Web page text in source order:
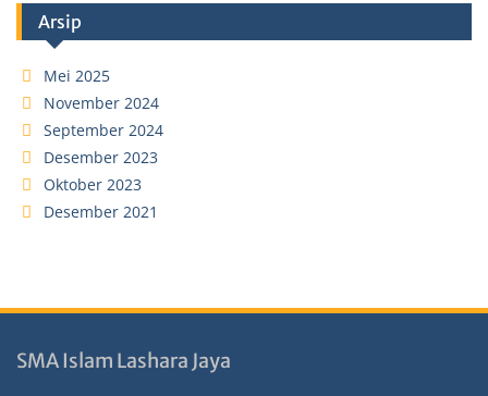
Arsip
Mei 2025
November 2024
September 2024
Desember 2023
Oktober 2023
Desember 2021
SMA Islam Lashara Jaya